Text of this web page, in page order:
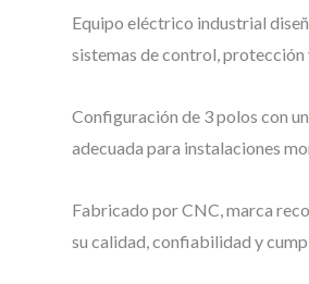
Equipo eléctrico industrial
sistemas de control,
Configuración de 3 polos con
adecuada para instalaciones
Fabricado por CNC, marca
su calidad, confiabilidad y